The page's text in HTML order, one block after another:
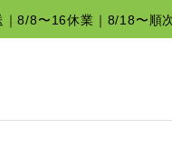
8/8〜16休業｜8/18〜順